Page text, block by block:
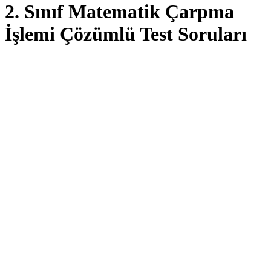
2. Sınıf Matematik Çarpma
İşlemi Çözümlü Test Soruları